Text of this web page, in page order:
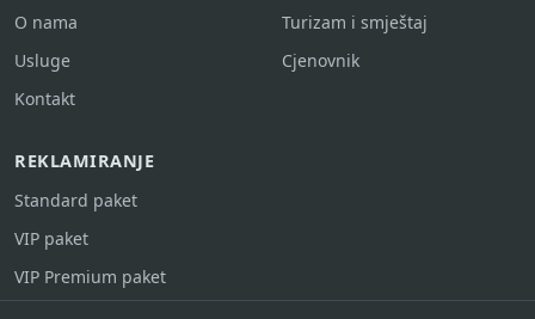
O nama
Usluge
Kontakt
Turizam i smještaj
Cjenovnik
REKLAMIRANJE
Standard paket
VIP paket
VIP Premium paket